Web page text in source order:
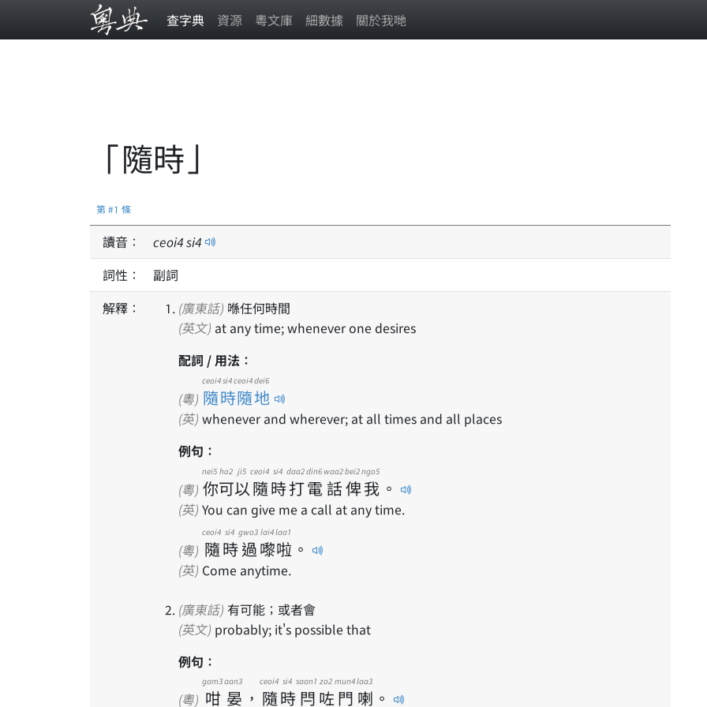
查字典 資源 粵文庫 細數據 關於我哋
「隨時」
第 #1 條
讀音： ceoi4si4
詞性：
副詞
解釋：
(廣東話) 喺任何時間
(英文) at any time; whenever one desires
配詞 / 用法：
(粵) 隨時隨地
ceoi4 si4 ceoi4 dei6
(英) whenever and wherever; at all times and all places
例句：
(粵) 你
nei5
可
ho2
以
ji5
隨
ceoi4
時
si4
打
daa2
電
din6
話
waa2
俾
bei2
我
ngo5
。
(英) You can give me a call at any time.
(粵) 隨
ceoi4
時
si4
過
gwo3
嚟
lai4
啦
laa1
。
(英) Come anytime.
(廣東話) 有可能；或者會
(英文) probably; it's possible that
例句：
(粵) 咁
gam3
晏
aan3
， 隨
ceoi4
時
si4
閂
saan1
咗
zo2
門
mun4
喇
laa3
。